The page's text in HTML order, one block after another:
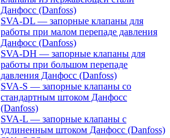
Данфосс (Danfoss)
SVA-DL — запорные клапаны для
работы при малом перепаде давления
Данфосс (Danfoss)
SVA-DH — запорные клапаны для
работы при большом перепаде
давления Данфосс (Danfoss)
SVA-S — запорные клапаны со
стандартным штоком Данфосс
(Danfoss)
SVA-L — запорные клапаны с
удлиненным штоком Данфосс (Danfoss)